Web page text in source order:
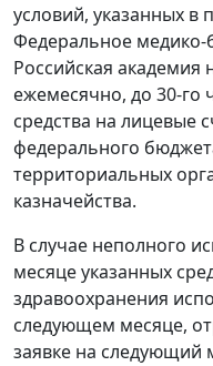
условий, указанных в
Федеральное медико-
Российская академия
ежемесячно, до 30-го
средства на лицевые
федерального
территориальных
казначейства.
В случае неполного
месяце указанных
здравоохранения
следующем месяце,
заявке на следующий